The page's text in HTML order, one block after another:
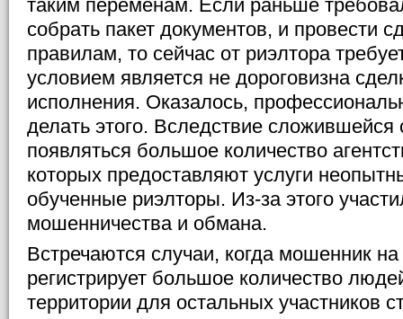
таким переменам. Если раньше
собрать пакет документов, и провести
правилам, то сейчас от риэлтора
условием является не дороговизна
исполнения. Оказалось,
делать этого. Вследствие сложившейся
появляться большое количество
которых предоставляют услуги
обученные риэлторы. Из-за этого
мошенничества и обмана.
Встречаются случаи, когда мошенник
регистрирует большое количество
территории для остальных участников